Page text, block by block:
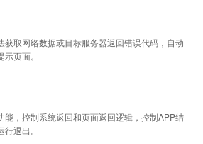
获取网络数据或目标服务器返回错误代码，自动
页面。
能，控制系统返回和页面返回逻辑，控制APP结
退出。